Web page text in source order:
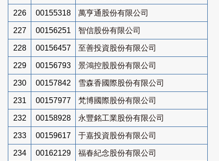
226 00155318 萬亨通股份有限公司
227 00156251 智信股份有限公司
228 00156457 至善投資股份有限公司
229 00156793 景鴻控股股份有限公司
230 00157842 雪森香國際股份有限公司
231 00157977 梵博國際股份有限公司
232 00158928 永豐銘工業股份有限公司
233 00159617 于嘉投資股份有限公司
234 00162129 福春紀念股份有限公司